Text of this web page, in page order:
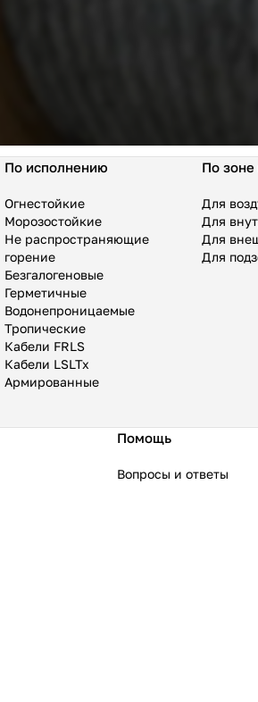
По исполнению
Огнестойкие
Морозостойкие
Не распространяющие
горение
Безгалогеновые
Герметичные
Водонепроницаемые
Тропические
Кабели FRLS
Кабели LSLTx
Армированные
По зоне
Для
Для
Для
Для
Помощь
Вопросы и ответы